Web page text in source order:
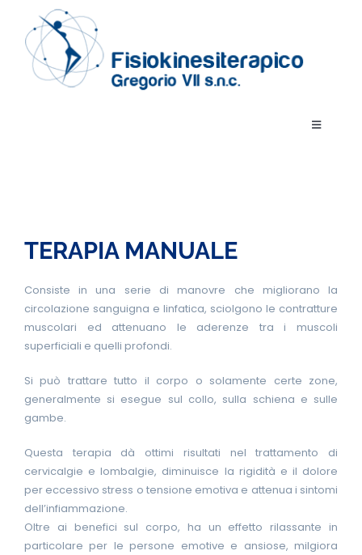
contenuto
Toggle
Convenzioni
News Fisioterapia
TERAPIA MANUALE
Consiste in una serie di manovre che migliorano la
circolazione sanguigna e linfatica, sciolgono le contratture
muscolari ed attenuano le aderenze tra i muscoli
superficiali e quelli profondi.
Si può trattare tutto il corpo o solamente certe zone,
generalmente si esegue sul collo, sulla schiena e sulle
gambe.
Questa terapia dà ottimi risultati nel trattamento di
cervicalgie e lombalgie, diminuisce la rigidità e il dolore
per eccessivo stress o tensione emotiva e attenua i sintomi
dell’infiammazione.
Oltre ai benefici sul corpo, ha un effetto rilassante in
particolare per le persone emotive e ansiose, milgiora